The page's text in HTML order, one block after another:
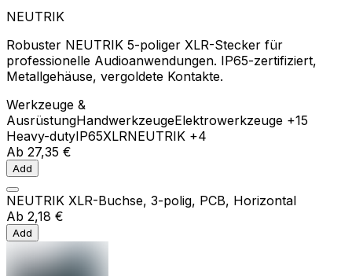
NEUTRIK
Robuster NEUTRIK 5-poliger XLR-Stecker für
professionelle Audioanwendungen. IP65-zertifiziert,
Metallgehäuse, vergoldete Kontakte.
Werkzeuge &
AusrüstungHandwerkzeugeElektrowerkzeuge +15
Heavy-dutyIP65XLRNEUTRIK +4
Ab 27,35 €
Add
NEUTRIK XLR-Buchse, 3-polig, PCB, Horizontal
Ab 2,18 €
Add